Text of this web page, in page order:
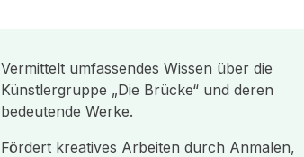
Vermittelt umfassendes Wissen über die
Künstlergruppe „Die Brücke“ und deren
bedeutende Werke.
Fördert kreatives Arbeiten durch Anmalen,